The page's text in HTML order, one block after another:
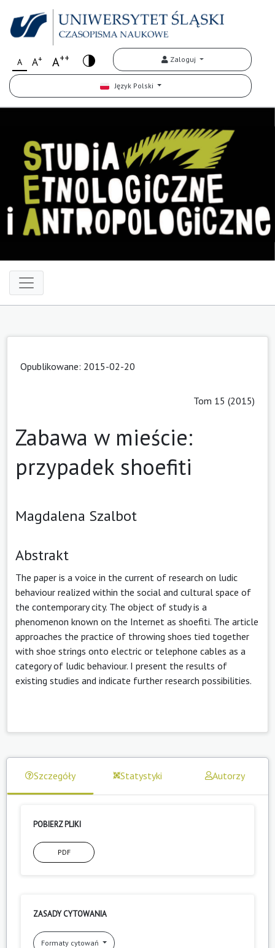
A A+ A++ Zaloguj
Język Polski
Opublikowane: 2015-02-20
Tom 15 (2015)
Zabawa w mieście:
przypadek shoefiti
Magdalena Szalbot
Abstrakt
The paper is a voice in the current of research on ludic
behaviour realized within the social and cultural space of
the contemporary city. The object of study is a
phenomenon known on the Internet as shoefiti. The article
approaches the practice of throwing shoes tied together
with shoe strings onto electric or telephone cables as a
category of ludic behaviour. I present the results of
existing studies and indicate further research possibilities.
Szczegóły Statystyki Autorzy
POBIERZ PLIKI
PDF
ZASADY CYTOWANIA
Formaty cytowań